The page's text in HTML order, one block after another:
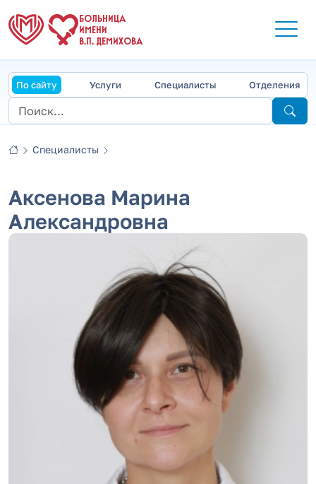
БОЛЬНИЦА
ИМЕНИ
В.П. ДЕМИХОВА
По сайту Услуги Специалисты Отделения
Специалисты
Аксенова Марина
Александровна